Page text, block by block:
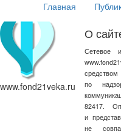
Главная
www.fond21veka.ru
О
Сетевое
по
82417.
и
не